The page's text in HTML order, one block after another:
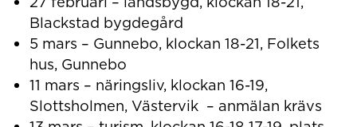
Blackstad bygdegård
5 mars – Gunnebo, klockan 18-21, Folkets
hus, Gunnebo
11 mars – näringsliv, klockan 16-19,
Slottsholmen, Västervik – anmälan krävs